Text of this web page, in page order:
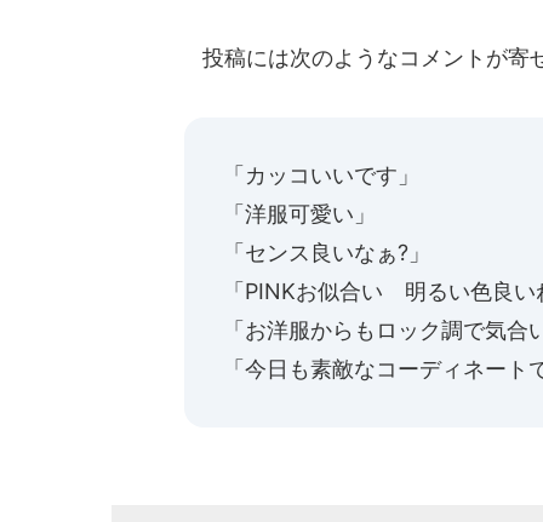
投稿には次のようなコメントが寄
「カッコいいです」
「洋服可愛い」
「センス良いなぁ?」
「PINKお似合い 明るい色良い
「お洋服からもロック調で気
「今日も素敵なコーディネート